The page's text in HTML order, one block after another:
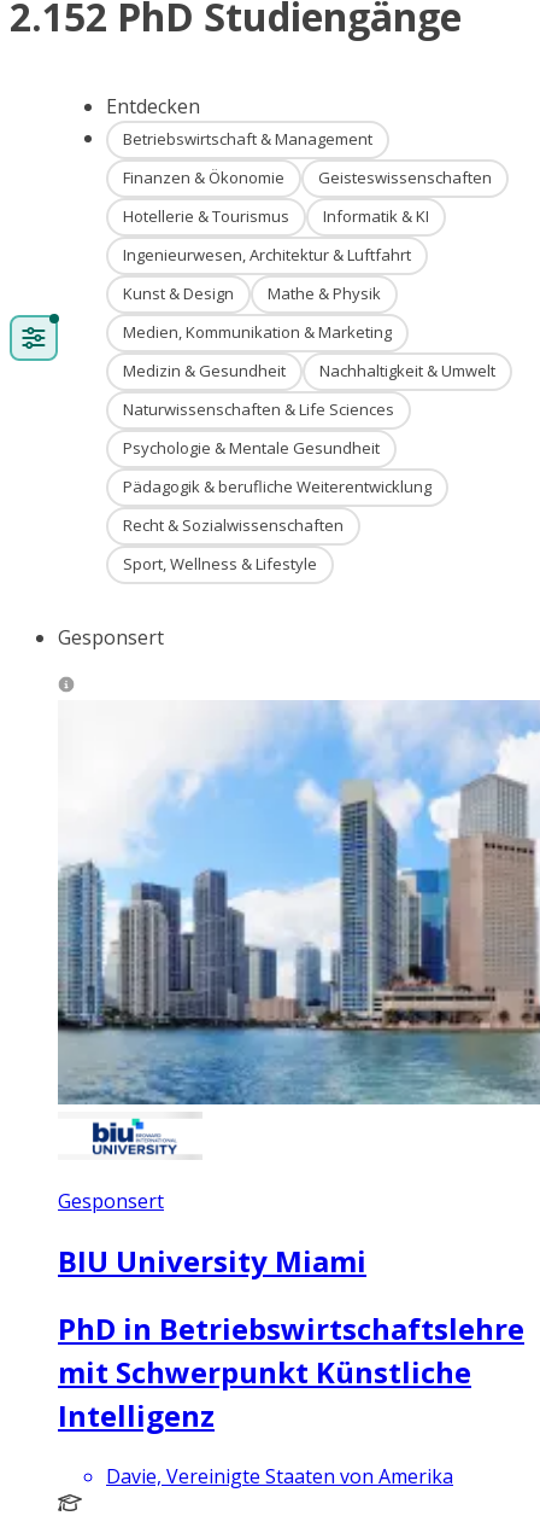
2.152 PhD Studiengänge
Entdecken
Betriebswirtschaft & Management
Finanzen & Ökonomie
Geisteswissenschaften
Hotellerie & Tourismus
Informatik & KI
Ingenieurwesen, Architektur & Luftfahrt
Kunst & Design
Mathe & Physik
Medien, Kommunikation & Marketing
Medizin & Gesundheit
Nachhaltigkeit & Umwelt
Naturwissenschaften & Life Sciences
Psychologie & Mentale Gesundheit
Pädagogik & berufliche Weiterentwicklung
Recht & Sozialwissenschaften
Sport, Wellness & Lifestyle
Gesponsert
Gesponsert
BIU University Miami
PhD in Betriebswirtschaftslehre
mit Schwerpunkt Künstliche
Intelligenz
Davie, Vereinigte Staaten von Amerika